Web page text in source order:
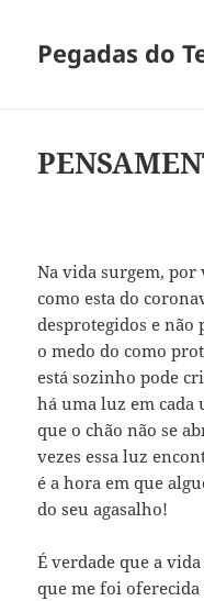
Pegadas do
Na vida surgem, por
como esta do
desprotegidos e não
o medo do como
está sozinho pode
há uma luz em cada
que o chão não se
vezes essa luz
é a hora em que
do seu agasalho!
Éverdade que a
que me foi oferecida